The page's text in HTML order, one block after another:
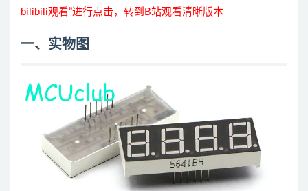
bilibili观看”进行点击，转到B站观看清晰版本
一、实物图